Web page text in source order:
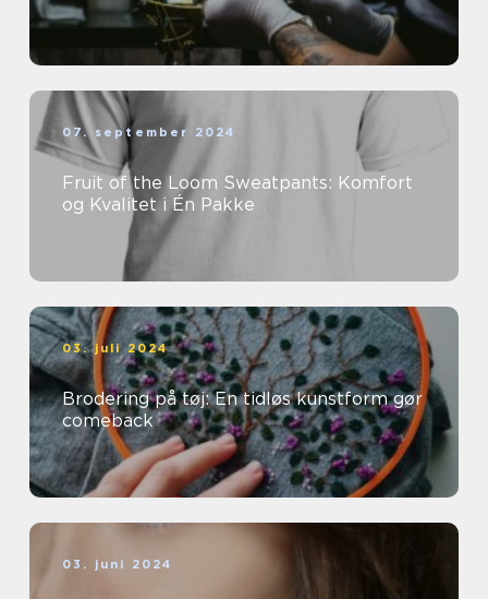
07. september 2024
Fruit of the Loom Sweatpants: Komfort
og Kvalitet i Én Pakke
03. juli 2024
Brodering på tøj: En tidløs kunstform gør
comeback
03. juni 2024